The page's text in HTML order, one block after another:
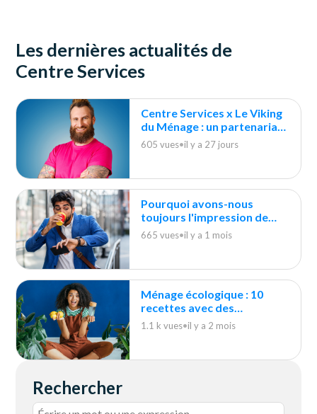
Les dernières actualités de
Centre Services
Centre Services x Le Viking
du Ménage : un partenariat
durable
605 vues•il y a 27 jours
Pourquoi avons-nous
toujours l'impression de
courir après le ménage ?
665 vues•il y a 1 mois
Ménage écologique : 10
recettes avec des
indispensables du quotidien
1.1 k vues•il y a 2 mois
Rechercher